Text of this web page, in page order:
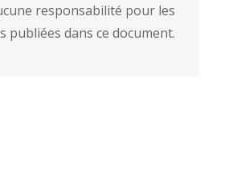
responsabilité pour les
publiées dans ce document.